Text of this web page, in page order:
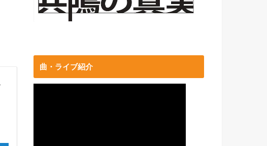
曲・ライブ紹介